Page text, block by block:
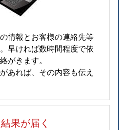
情報とお客様の連絡先等
早ければ数時間程度で依
がきます。
あれば、その内容も伝え
果が届く